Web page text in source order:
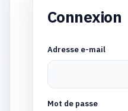
Connexion
Adresse e-mail
Mot de passe